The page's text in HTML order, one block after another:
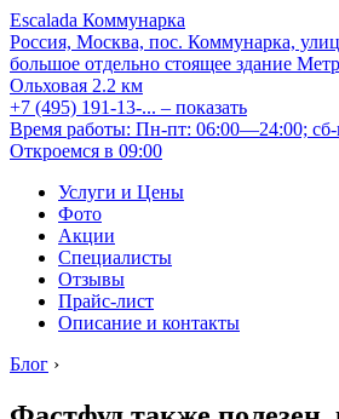
Escalada Коммунарка
Россия, Москва, пос. Коммунарка,
большое отдельно стоящее здание
Ольховая 2.2 км
+7 (495) 191-13-... – показать
Время работы: Пн-пт: 06:00—24:00;
Откроемся в 09:00
Услуги и Цены
Фото
Акции
Специалисты
Отзывы
Прайс-лист
Описание и контакты
Блог ›